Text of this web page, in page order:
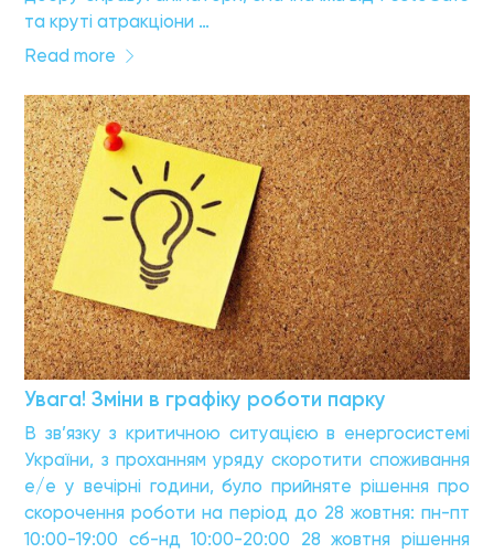
та круті атракціони …
Read more
Увага! Зміни в графіку роботи парку
В зв’язку з критичною ситуацією в енергосистемі
України, з проханням уряду скоротити споживання
е/е у вечірні години, було прийняте рішення про
скорочення роботи на період до 28 жовтня: пн-пт
10:00-19:00 сб-нд 10:00-20:00 28 жовтня рішення